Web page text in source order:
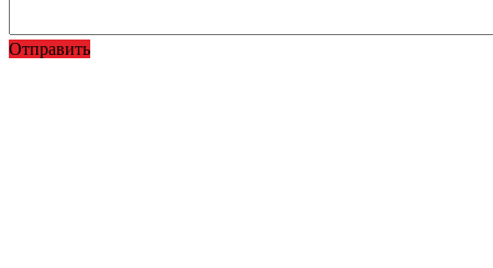
Отправить